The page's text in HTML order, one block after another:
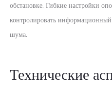
обстановке. Гибкие настройки
контролировать
шума.
Технические